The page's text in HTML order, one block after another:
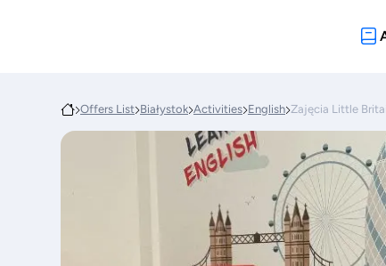
Offers List Białystok Activities English Zajęcia Little